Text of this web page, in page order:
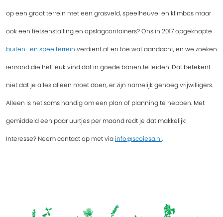
op een groot terrein met een grasveld, speelheuvel en klimbos maar
ook een fietsenstalling en opslagcontainers? Ons in 2017 opgeknapte
buiten- en speelterrein verdient af en toe wat aandacht, en we zoeken
iemand die het leuk vind dat in goede banen te leiden. Dat betekent
niet dat je alles alleen moet doen, er zijn namelijk genoeg vrijwilligers.
Alleen is het soms handig om een plan of planning te hebben. Met
gemiddeld een paar uurtjes per maand redt je dat makkelijk!
Interesse? Neem contact op met viainfo@scojesa.nl.